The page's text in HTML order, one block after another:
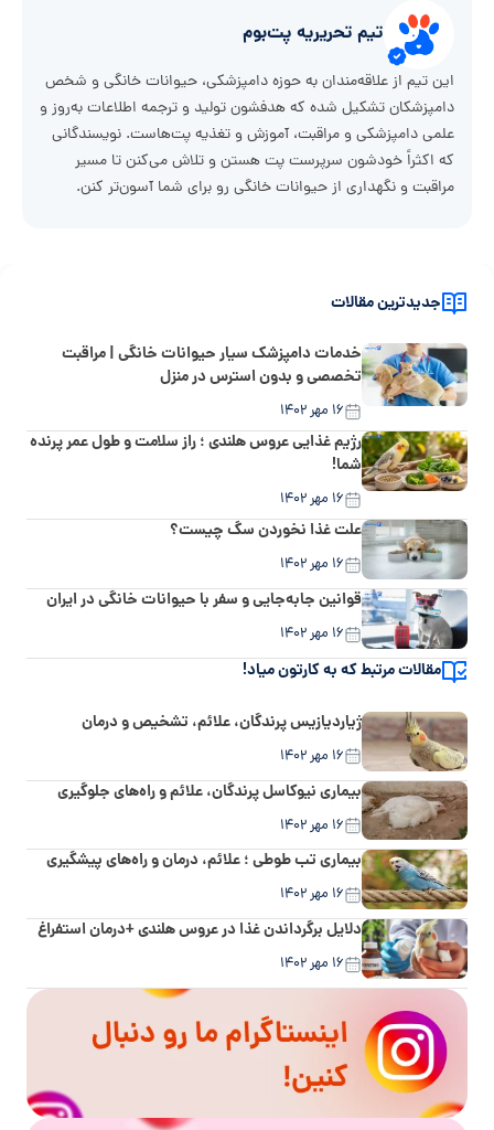
تیم تحریریه پت‌بوم
این تیم از علاقه‌مندان به حوزه دامپزشکی، حیوانات خانگی و شخص
دامپزشکان تشکیل شده که هدفشون تولید و ترجمه اطلاعات به‌روز و
علمی دامپزشکی و مراقبت، آموزش و تغذیه پت‌هاست. نویسندگانی
که اکثراً خودشون سرپرست پت هستن و تلاش می‌کنن تا مسیر
مراقبت و نگهداری از حیوانات خانگی رو برای شما آسون‌تر کنن.
جدیدترین مقالات
خدمات دامپزشک سیار حیوانات خانگی | مراقبت
تخصصی و بدون استرس در منزل
۱۶ مهر ۱۴۰۲
رژیم غذایی عروس هلندی ؛ راز سلامت و طول عمر پرنده
شما!
۱۶ مهر ۱۴۰۲
علت غذا نخوردن سگ چیست؟
۱۶ مهر ۱۴۰۲
قوانین جابه‌جایی و سفر با حیوانات خانگی در ایران
۱۶ مهر ۱۴۰۲
مقالات مرتبط که به کارتون میاد!
ژیاردیازیس پرندگان، علائم، تشخیص و درمان
۱۶ مهر ۱۴۰۲
بیماری نیوکاسل پرندگان، علائم و راه‌های جلوگیری
۱۶ مهر ۱۴۰۲
بیماری تب طوطی ؛ علائم، درمان و راه‌های پیشگیری
۱۶ مهر ۱۴۰۲
دلایل برگرداندن غذا در عروس هلندی +درمان استفراغ
۱۶ مهر ۱۴۰۲